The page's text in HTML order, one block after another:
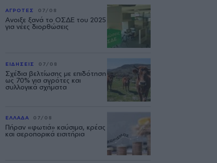
ΑΓΡΟΤΕΣ 07/08
Ανοιξε ξανά το ΟΣΔΕ του 2025
για νέες διορθώσεις
ΕΙΔΗΣΕΙΣ 07/08
Σχέδια βελτίωσης με επιδότηση
ως 70% για αγρότες και
συλλογικά σχήματα
ΕΛΛΑΔΑ 07/08
Πήραν «φωτιά» καύσιμα, κρέας
και αεροπορικά εισιτήρια